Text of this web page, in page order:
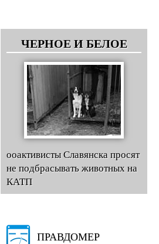
ЧЕРНОЕ И БЕЛОЕ
ооактивисты Славянска просят
не подбрасывать животных на
КАТП
ПРАВДОМЕР